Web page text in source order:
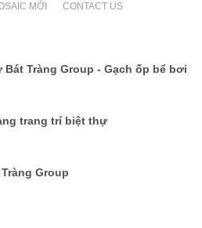
MỚI
CONTACT US
Tràng Group - Gạch ốp bể bơi
trang trí biệt thự
Group